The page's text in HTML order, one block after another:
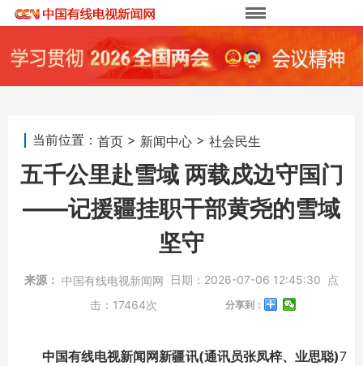
当前位置： 首页 > 新闻中心 > 社会民生
五千公里赴雪域 两载戍边守国门
——记援疆挂职干部黄尧的雪域
坚守
来源： 中国有线电视新闻网 日期： 2026-07-06 12:45:30
点
击： 17464次 分享到：
中国有线电视新闻网新疆讯(通讯员张凤梓、业思聪)7